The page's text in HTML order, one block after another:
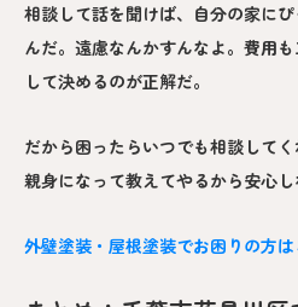
相談して話を聞けば、自分の家に
んだ。遠慮なんかすんなよ。費用
して決めるのが正解だ。
だから困ったらいつでも相談してく
親身になって教えてやるから安心し
外壁塗装・屋根塗装でお困りの方は